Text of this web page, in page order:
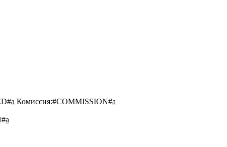
a Комиссия:#COMMISSION#a
a